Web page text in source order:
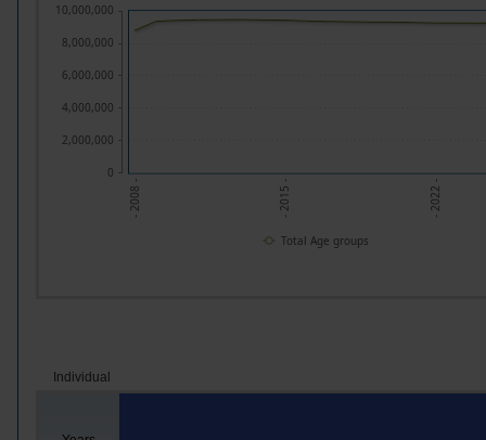
- 2008 - - 2015 - - 2022 -
0
2,000,000
4,000,000
6,000,000
8,000,000
10,000,000
Total Age groups
Individual